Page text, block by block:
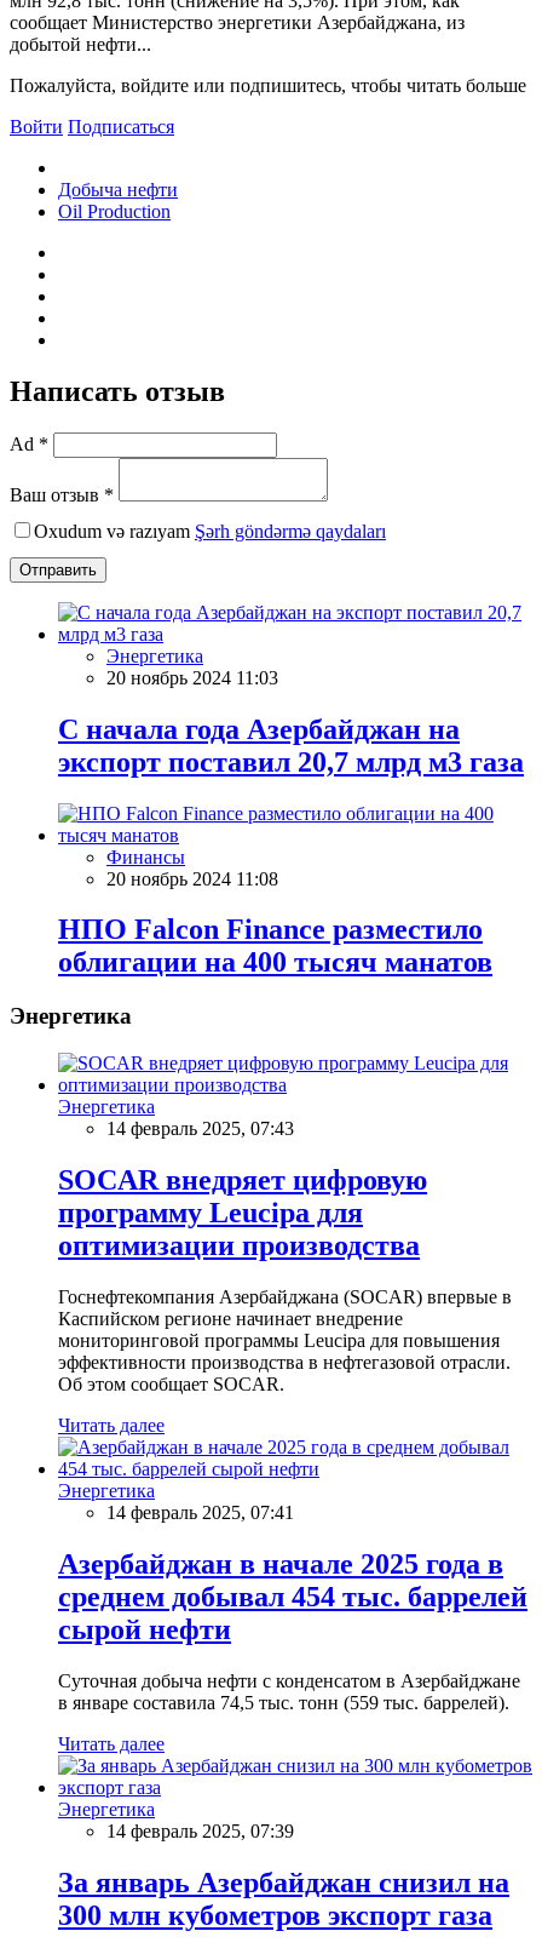
сообщает Министерство энергетики Азербайджана, из
добытой нефти...
Пожалуйста, войдите или подпишитесь, чтобы читать больше
Войти Подписаться
Добыча нефти
Oil Production
Написать отзыв
Ad *
Ваш отзыв *
Oxudum və razıyam Şərh göndərmə qaydaları
Отправить
Энергетика
20 ноябрь 2024 11:03
С начала года Азербайджан на
экспорт поставил 20,7 млрд м3 газа
Финансы
20 ноябрь 2024 11:08
НПО Falcon Finance разместило
облигации на 400 тысяч манатов
Энергетика
Энергетика
14 февраль 2025, 07:43
SOCAR внедряет цифровую
программу Leucipa для
оптимизации производства
Госнефтекомпания Азербайджана (SOCAR) впервые в
Каспийском регионе начинает внедрение
мониторинговой программы Leucipa для повышения
эффективности производства в нефтегазовой отрасли.
Об этом сообщает SOCAR.
Читать далее
Энергетика
14 февраль 2025, 07:41
Азербайджан в начале 2025 года в
среднем добывал 454 тыс. баррелей
сырой нефти
Суточная добыча нефти с конденсатом в Азербайджане
в январе составила 74,5 тыс. тонн (559 тыс. баррелей).
Читать далее
Энергетика
14 февраль 2025, 07:39
За январь Азербайджан снизил на
300 млн кубометров экспорт газа